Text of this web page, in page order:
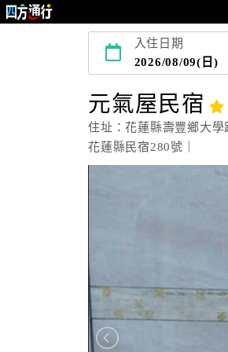
入住日期
2026/08/09(日)
元氣屋民宿
住址：花蓮縣壽豐鄉大
花蓮縣民宿280號｜